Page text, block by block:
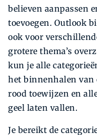
believen aanpassen
toevoegen. Outlook
ook voor
grotere thema’s
kun je alle
het binnenhalen van
rood toewijzen en
geel laten vallen.
Je bereikt de